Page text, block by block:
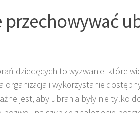
dziecięcych to wyzwanie, które
organizacja i wykorzystanie
jest, aby ubrania były nie tylko